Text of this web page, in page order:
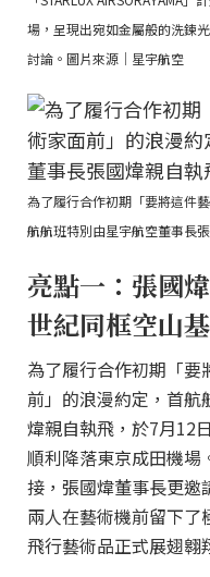
場，呈現出宛如金屬般的洗鍊
討論。圖片來源｜星宇航空
為了履行合作初期「要將這件
航航班特別由星宇航空董事長
亮點一：張國
世紀同框空山基
為了履行合作初期「
前」的浪漫約定，首航
煒親自執飛，於7月12
順利降落東京成田機場
接，張國煒董事長更邀
兩人在藝術機前留下
飛行藝術品正式展翅翱